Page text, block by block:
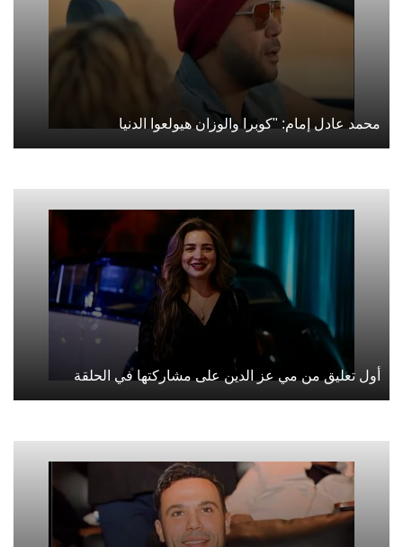
محمد عادل إمام: "كوبرا والوزان هيولعوا الدنيا
أول تعليق من مي عز الدين على مشاركتها في الحلقة